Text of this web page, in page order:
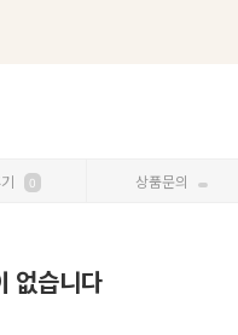
0 상품문의
없습니다